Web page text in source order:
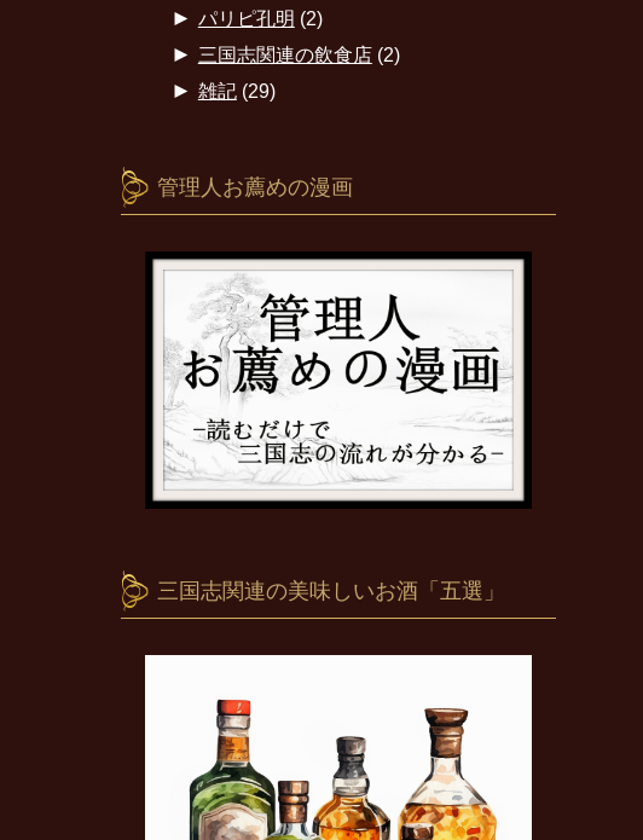
► パリピ孔明 (2)
► 三国志関連の飲食店(2)
► 雑記(29)
管理人お薦めの漫画
三国志関連の美味しいお酒「五選」